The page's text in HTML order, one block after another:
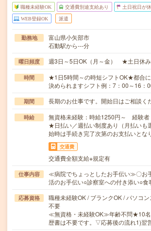
職種未経験OK 交通費別途支給あり 土日祝日が
WEB登録OK 派遣
勤務地
富山県小矢部市
石動駅から---分
曜日頻度 週3日～5日OK（月～金） ★土日休
時間
★1日5時間～の時短シフトOK★都合
決められますシフト例：7：00～16：
期間 長期のお仕事です。開始日はご相談
時給
無資格未経験：時給1250円～ 経験
★日払い／週払い制度あり（月払いも
始時は手続き完了次第のお支払いとな
交通費
交通費全額支給※規定有
仕事内容
≪病院でちょっとしたお手伝い≫〇お
活のお手伝い○診察室への付き添い○
応募資格
職種未経験OK / ブランクOK / パソコ
不要
≪無資格・未経験OK≫年齢不問★10
歴書は不要です。▽応募後の流れ1)翌